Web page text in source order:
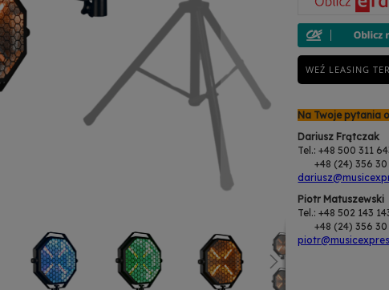
WEŹ LEASING
Na Twoje pytania
Dariusz Frątczak
Tel.: +48 500 311
+48 (24) 356 30
Piotr Matuszewski
Tel.: +48 502 143
+48 (24) 356 30